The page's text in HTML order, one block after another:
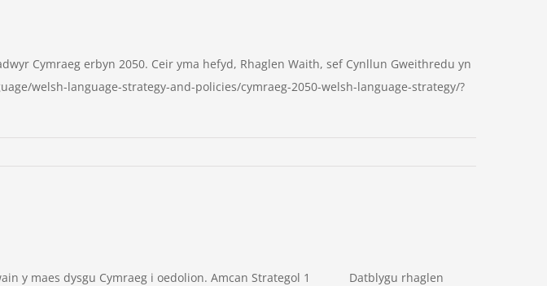
Cymraeg erbyn 2050. Ceir yma hefyd, Rhaglen Waith, sef Cynllun Gweithredu yn
welsh-language-strategy-and-policies/cymraeg-2050-welsh-language-strategy/?
y maes dysgu Cymraeg i oedolion. Amcan Strategol 1 Datblygu rhaglen